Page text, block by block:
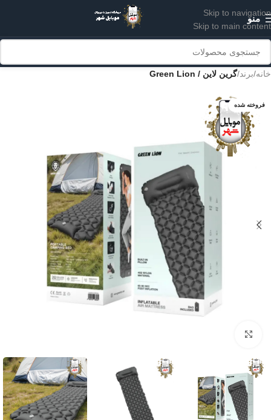
Skip to navigation
Skip to main content
منو
خانه برند گرین لاین / Green Lion
فروخته شده